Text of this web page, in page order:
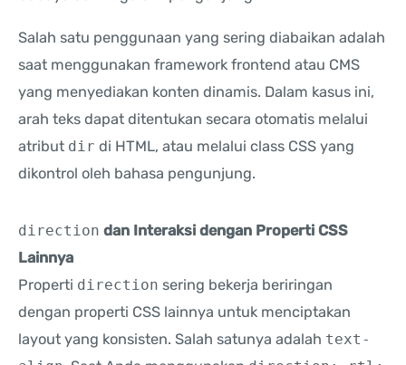
Salah satu penggunaan yang sering diabaikan adalah
saat menggunakan framework frontend atau CMS
yang menyediakan konten dinamis. Dalam kasus ini,
arah teks dapat ditentukan secara otomatis melalui
atribut dir di HTML, atau melalui class CSS yang
dikontrol oleh bahasa pengunjung.
direction dan Interaksi dengan Properti CSS
Lainnya
Properti direction sering bekerja beriringan
dengan properti CSS lainnya untuk menciptakan
layout yang konsisten. Salah satunya adalah text-